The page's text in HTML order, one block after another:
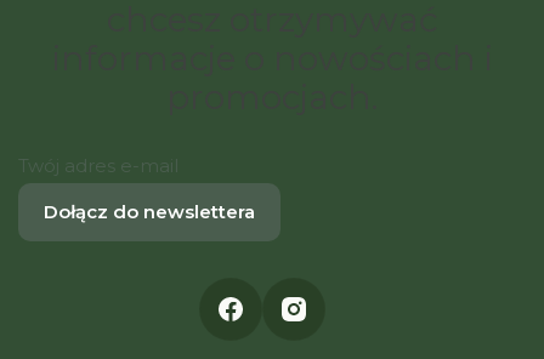
Twój adres e-mail
Dołącz do newslettera